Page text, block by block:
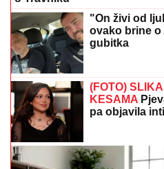
"On živi od
ovako brine
gubitka
(FOTO)
KESAMA
pa objavila